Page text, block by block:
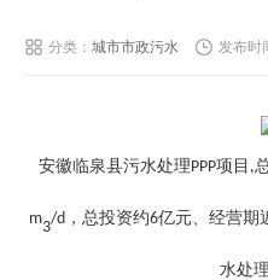
中文版
分类： 城市市政污水 发布时
安徽临泉县污水处理PPP项目 ,
m3/d ，总投资约6亿元、经营期
水处